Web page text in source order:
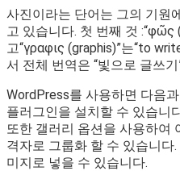
사진이라는 단어는 그의 기원
고 있습니다. 첫 번째 것 :“φῶς
고“γραφις (graphis)”는“to
서 전체 번역은 “빛으로 글쓰
WordPress를 사용하면 다음
플러그인을 설치할 수 있습니
또한 갤러리 옵션을 사용하여
격자로 그룹화 할 수 있습니다
미지로 넣을 수 있습니다.